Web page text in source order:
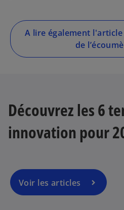
A lire également
de
Découvrez les 6
innovation pour
Voir les articles